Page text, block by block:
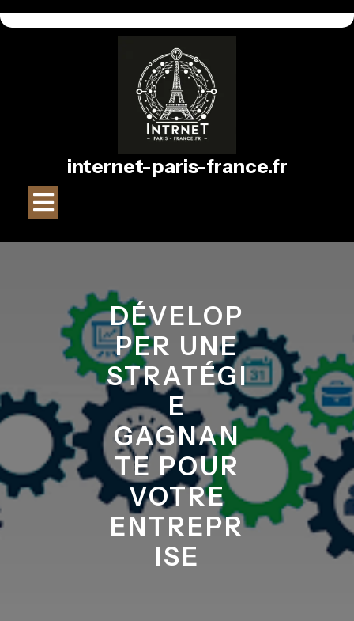
au
internet-paris-france.fr
Ouvrir
DÉVELOP
PER UNE
STRATÉGI
E
GAGNAN
TE POUR
VOTRE
ENTREPR
ISE